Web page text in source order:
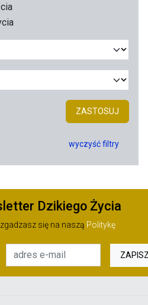
ZASTOSUJ
wyczyść filtry
Dzikiego Życia
się na naszą Politykę